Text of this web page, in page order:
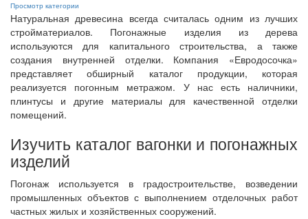
Просмотр категории
Натуральная древесина всегда считалась одним из лучших
стройматериалов. Погонажные изделия из дерева
используются для капитального строительства, а также
создания внутренней отделки. Компания «Евродосочка»
представляет обширный каталог продукции, которая
реализуется погонным метражом. У нас есть наличники,
плинтусы и другие материалы для качественной отделки
помещений.
Изучить каталог вагонки и погонажных
изделий
Погонаж используется в градостроительстве, возведении
промышленных объектов с выполнением отделочных работ
частных жилых и хозяйственных сооружений.